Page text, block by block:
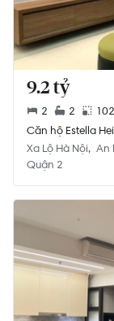
9.2 tỷ
2 2
Căn hộ
Xa Lộ Hà Nội An
Quận 2